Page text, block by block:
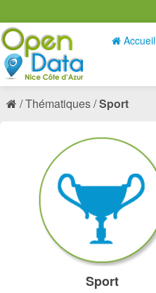
Accueil
Thématiques Sport
Sport